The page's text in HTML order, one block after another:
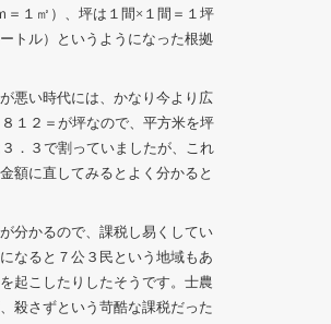
＝１㎡）、坪は１間×１間＝１坪
トル）というようになった根拠
悪い時代には、かなり今より広
１２＝が坪なので、平方米を坪
．３で割っていましたが、これ
額に直してみるとよく分かると
分かるので、課税し易くしてい
なると７公３民という地域もあ
起こしたりしたそうです。士農
殺さずという苛酷な課税だった